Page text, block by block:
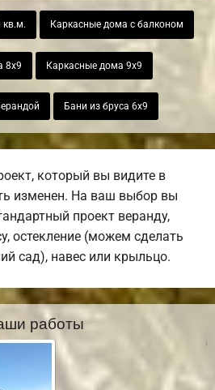
кв.м. Каркасные дома с балконом
8х9 Каркасные дома 9х9
Бани из бруса 6х9
который вы видите в
изменен. На ваш выбор вы
проект веранду,
остекление (можем сделать
сад), навес или крыльцо.
работы